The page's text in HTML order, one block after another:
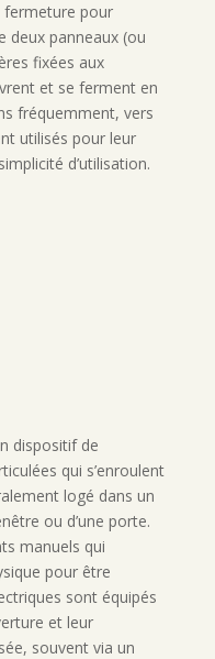
pour
deux panneaux (ou
fixées aux
et se ferment en
fréquemment, vers
utilisés pour leur
d’utilisation.
dispositif de
qui s’enroulent
logé dans un
ou d’une porte.
manuels qui
pour être
sont équipés
et leur
souvent via un